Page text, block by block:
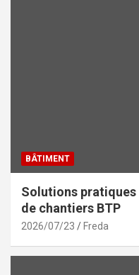
BÂTIMENT
Solutions
de chantiers BTP
2026/07/23 Freda